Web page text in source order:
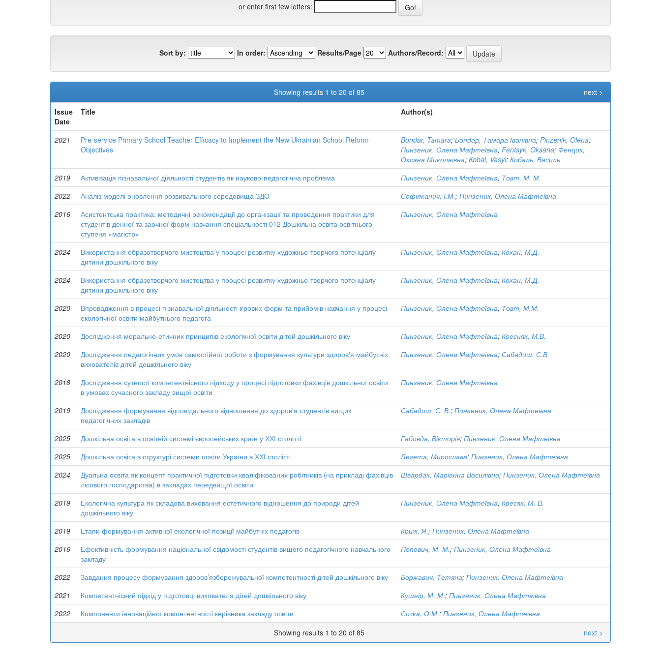
or enter first few letters:
Sort by: In order: Results/Page Authors/Record:
Showing results 1 to 20 of 85
next >
Issue
Date
Title Author(s)
2021
Pre-service Primary School Teacher Efficacy to Implement the New Ukrainian School Reform
Objectives
Bondar, Tamara; Бондар, Тамара Іванівна; Pinzenik, Olena;
Пинзеник, Олена Мафтеївна; Fentsyk, Oksana; Фенцик,
Оксана Миколаївна; Kobal, Vasyl; Кобаль, Василь
2019
Активізація пізнавальної діяльності студентів як науково-педагогічна проблема Пинзеник, Олена Мафтеївна; Товт, М. М.
2022
Аналіз моделі оновлення розвивального середовища ЗДО Софілканич, І.М.; Пинзеник, Олена Мафтеївна
2016
Асистентська практика: методичні рекомендації до організації та проведення практики для
студентів денної та заочної форм навчання спеціальності 012 Дошкільна освіта освітнього
ступеня «магістр»
Пинзеник, Олена Мафтеївна
2024
Використання образотворчого мистецтва у процесі розвитку художньо-творчого потенціалу
дитини дошкільного віку
Пинзеник, Олена Мафтеївна; Кохан, М.Д.
2024
Використання образотворчого мистецтва у процесі розвитку художньо-творчого потенціалу
дитини дошкільного віку
Пинзеник, Олена Мафтеївна; Кохан, М.Д.
2020
Впровадження в процесі пізнавальної діяльності ігрових форм та прийомів навчання у процесі
екологічної освіти майбутнього педагога
Пинзеник, Олена Мафтеївна; Товт, М.М.
2020 Дослідження морально-етичних принципів екологічної освіти дітей дошкільного віку Пинзеник, Олена Мафтеївна; Кресняк, М.В.
2020
Дослідження педагогічних умов самостійної роботи з формування культури здоров'я майбутніх
вихователів дітей дошкільного віку
Пинзеник, Олена Мафтеївна; Сабадиш, С.В.
2018
Дослідження сутності компетентнісного підходу у процесі підготовки фахівців дошкільної освіти
в умовах сучасного закладу вищої освіти
Пинзеник, Олена Мафтеївна
2019
Дослідження формування відповідального відношення до здоров'я студентів вищих
педагогічних закладів
Сабадиш, С. В.; Пинзеник, Олена Мафтеївна
2025 Дошкільна освіта в освітній системі європейських країн у ХХІ столітті Габовда, Вікторія; Пинзеник, Олена Мафтеївна
2025
Дошкільна освіта в структурі системи освіти України в ХХІ столітті Легета, Мирослава; Пинзеник, Олена Мафтеївна
2024
Дуальна освіта як концепт практичної підготовки кваліфікованих робітників (на прикладі фахівців
лісового господарства) в закладах передвищої освіти
Швардак, Маріанна Василівна; Пинзеник, Олена Мафтеївна
2019
Екологічна культура як складова виховання естетичного відношення до природи дітей
дошкільного віку
Пинзеник, Олена Мафтеївна; Кресяк, М. В.
2019 Етапи формування активної екологічної позиції майбутніх педагогів Криж, Я.; Пинзеник, Олена Мафтеївна
2016
Ефективність формування національної свідомості студентів вищого педагогічного навчального
закладу
Попович, М. М.; Пинзеник, Олена Мафтеївна
2022 Завдання процесу формування здоров’язбережувальної компетентності дітей дошкільного віку Боржавич, Тетяна; Пинзеник, Олена Мафтеївна
2021
Компетентнісний підхід у підготовці вихователя дітей дошкільного віку Кушнір, М. М.; Пинзеник, Олена Мафтеївна
2022
Компоненти інноваційної компетентності керівника закладу освіти Сочка, О.М.; Пинзеник, Олена Мафтеївна
Showing results 1 to 20 of 85
next >